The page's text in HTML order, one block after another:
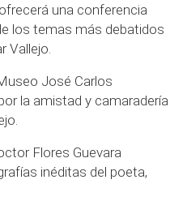
una conferencia
los temas más debatidos
Vallejo.
José Carlos
la amistad y camaradería
Flores Guevara
inéditas del poeta,